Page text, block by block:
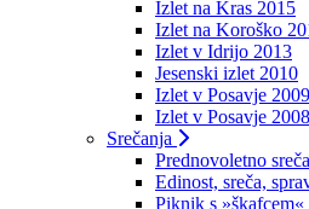
Izlet na Kras 2015
Izlet na Koroško
Izlet v Idrijo 2013
Jesenski izlet 2010
Izlet v Posavje 2009
Izlet v Posavje 2008
Srečanja
Prednovoletno
Edinost, sreča,
Piknik s